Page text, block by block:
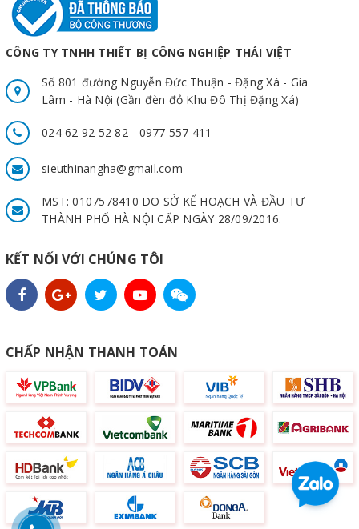
CÔNG TY TNHH THIẾT BỊ CÔNG NGHIỆP THÁI VIỆT
Số 801 đường Nguyễn Đức Thuận - Đặng Xá - Gia
Lâm - Hà Nội (Gần đèn đỏ Khu Đô Thị Đặng Xá)
024 62 92 52 82 - 0977 557 411
sieuthinangha@gmail.com
MST: 0107578410 DO SỞ KẾ HOẠCH VÀ ĐẦU TƯ
THÀNH PHỐ HÀ NỘI CẤP NGÀY 28/09/2016.
KẾT NỐI VỚI CHÚNG TÔI
CHẤP NHẬN THANH TOÁN